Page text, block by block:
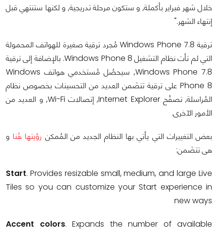
خلال شهر فبراير بأكملة, و ستكون مرحلة تدريجية, و لكنها ستنتهي قبل
إنتهاء الشهر."
ترقية Windows Phone 7.8 مُجرد ترقية صغيرة للهواتف المحمولة
التي لم تأت نظام التشغيل Windows Phone 8. بالإضافة إلى ترقية
Windows Phone 7.8, سيحصُل مُستخدمي هواتف Windows
Phone 8 على ترقية تتضَمن العديد من التحسينات بخصوص نظام
المُراسلة, تصفُح Internet Explorer, إتصالات Wi-Fi, و العديد من
الأمور الآخرى.
بعض التغييرات التي يأتي بها النظام الجديد من المُمكن رؤيتها هُنا و
هى تتضَمن:
Start. Provides resizable small, medium, and large Live
Tiles so you can customize your Start experience in
new ways
Accent colors. Expands the number of available